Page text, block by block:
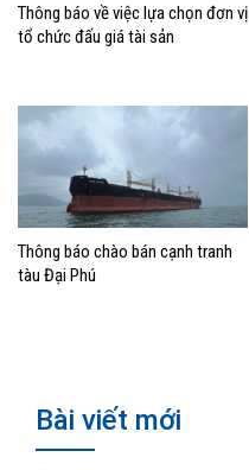
Thông báo về việc lựa chọn đơn vị
tổ chức đấu giá tài sản
Thông báo chào bán cạnh tranh
tàu Đại Phú
Bài viết mới